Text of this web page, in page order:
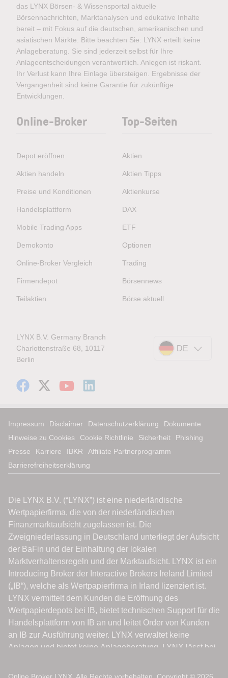
das LYNX Börsen- & Wissensportal aktuelle
Börsennachrichten, Marktanalysen und edukative Inhalte
bereit – mit Fokus auf die deutschen, amerikanischen und
asiatischen Märkte. Bitte beachten Sie: LYNX erteilt keine
Anlageberatung. Sie sind jederzeit selbst für Ihre
Anlageentscheidungen verantwortlich. Anlegen ist riskant.
Ihr Verlust kann Ihre Einlage übersteigen. Ergebnisse der
Vergangenheit sind keine Garantie für zukünftige
Entwicklungen.
Online-Broker
Depot eröffnen
Aktien handeln
Preise und Konditionen
Handelsplattform
Mobile Trading Apps
Demokonto
Online-Broker Vergleich
Firmendepot
Teilaktien
Top-Seiten
Aktien
Aktien Tipps
Aktienkurse
DAX
ETF
Optionen
Trading
Börsennews
Börse aktuell
LYNX B.V. Germany Branch
Charlottenstraße 68, 10117
Berlin
DE
Impressum Disclaimer Datenschutzerklärung
Dokumente
Hinweise zu Cookies
Cookie Richtlinie Sicherheit
Phishing
Presse
Karriere IBKR
Affiliate Partnerprogramm
Barrierefreiheitserklärung